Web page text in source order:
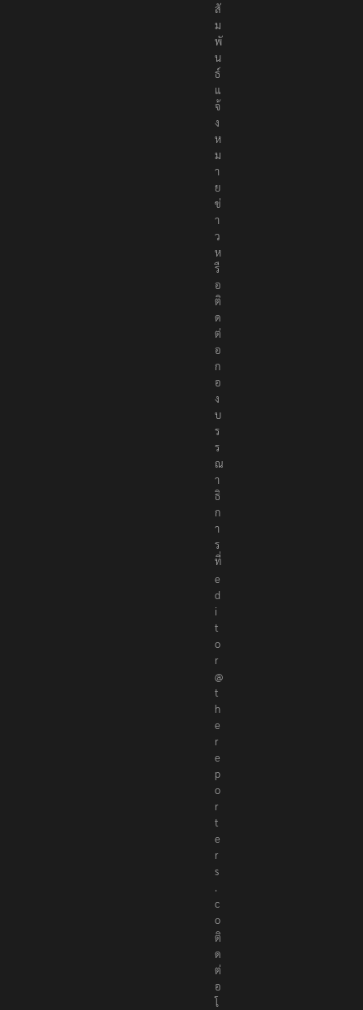
สั
ม
พั
น
ธ์
แ
จ้
ง
ห
ม
า
ย
ข่
า
ว
ห
รื
อ
ติ
ด
ต่
อ
ก
อ
ง
บ
ร
ร
ณ
า
ธิ
ก
า
ร
ที่
e
d
i
t
o
r
@
t
h
e
r
e
p
o
r
t
e
r
s
.
c
o
ติ
ด
ต่
อ
โ